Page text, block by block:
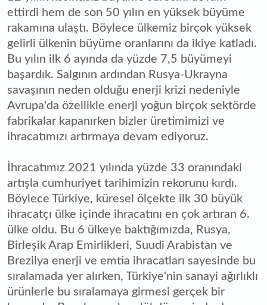
ettirdi hem de son 50 yılın en yüksek büyüme
rakamına ulaştı. Böylece ülkemiz birçok yüksek
gelirli ülkenin büyüme oranlarını da ikiye katladı.
Bu yılın ilk 6 ayında da yüzde 7,5 büyümeyi
başardık. Salgının ardından Rusya-Ukrayna
savaşının neden olduğu enerji krizi nedeniyle
Avrupa'da özellikle enerji yoğun birçok sektörde
fabrikalar kapanırken bizler üretimimizi ve
ihracatımızı artırmaya devam ediyoruz.
İhracatımız 2021 yılında yüzde 33 oranındaki
artışla cumhuriyet tarihimizin rekorunu kırdı.
Böylece Türkiye, küresel ölçekte ilk 30 büyük
ihracatçı ülke içinde ihracatını en çok artıran 6.
ülke oldu. Bu 6 ülkeye baktığımızda, Rusya,
Birleşik Arap Emirlikleri, Suudi Arabistan ve
Brezilya enerji ve emtia ihracatları sayesinde bu
sıralamada yer alırken, Türkiye'nin sanayi ağırlıklı
ürünlerle bu sıralamaya girmesi gerçek bir